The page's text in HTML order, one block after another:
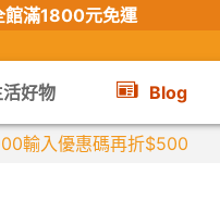
館滿1800元免運
活好物 Blog
輸入優惠碼再折$500